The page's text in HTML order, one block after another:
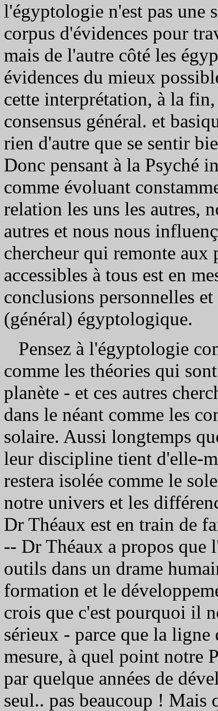
l'égyptologie n'est pas une
corpus d'évidences pour
mais de l'autre côté les
évidences du mieux
cette interprétation, à la
consensus général. et
rien d'autre que se sentir
Donc pensant à la Psyché
comme évoluant
relation les uns les autres,
autres et nous nous
chercheur qui remonte aux
accessibles à tous est en
conclusions personnelles
(général) égyptologique.
Pensez à l'égyptologie
comme les théories qui
planète - et ces autres
dans le néant comme les
solaire. Aussi longtemps
leur discipline tient d'elle-
restera isolée comme le
notre univers et les
Dr Théaux est en train de
-- Dr Théaux a propos que
outils dans un drame
formation et le
crois que c'est pourquoi il
sérieux - parce que la ligne
mesure, à quel point notre
par quelque années de
seul.. pas beaucoup ! Mais